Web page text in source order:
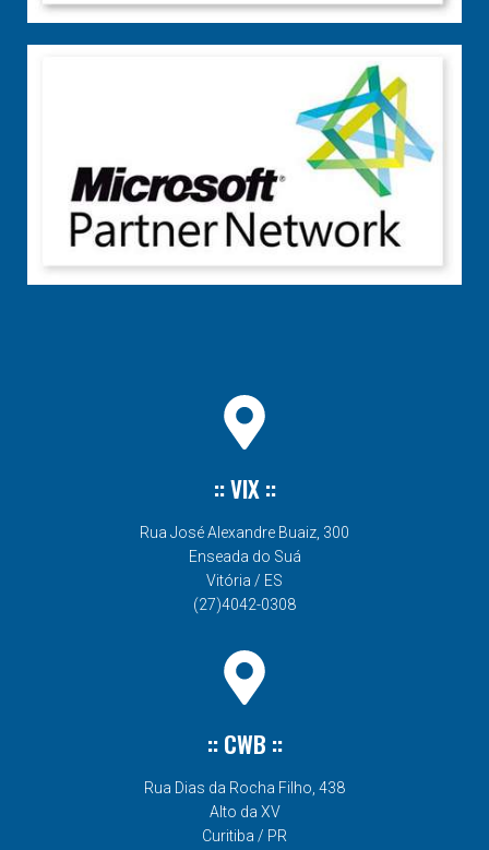
:: VIX ::
Rua José Alexandre Buaiz, 300
Enseada do Suá
Vitória / ES
(27)4042-0308
:: CWB ::
Rua Dias da Rocha Filho, 438
Alto da XV
Curitiba / PR